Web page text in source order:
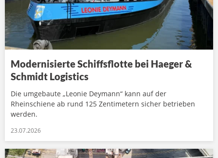
Modernisierte Schiffsflotte bei Haeger &
Schmidt Logistics
Die umgebaute „Leonie Deymann“ kann auf der
Rheinschiene ab rund 125 Zentimetern sicher betrieben
werden.
23.07.2026